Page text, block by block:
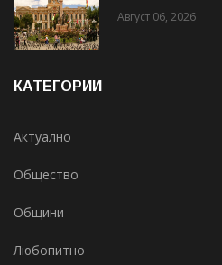
Август 06, 2026
КАТЕГОРИИ
Актуално
Общество
Общини
Любопитно